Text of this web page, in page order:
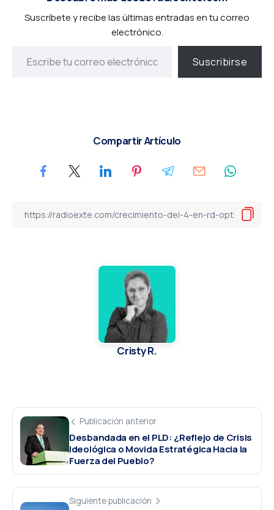
Suscríbete y recibe las últimas entradas en tu correo
electrónico.
Suscribirse
Compartir Artículo
Cristy R.
Publicación anterior
Desbandada en el PLD: ¿Reflejo de Crisis
Ideológica o Movida Estratégica Hacia la
Fuerza del Pueblo?
Siguiente publicación